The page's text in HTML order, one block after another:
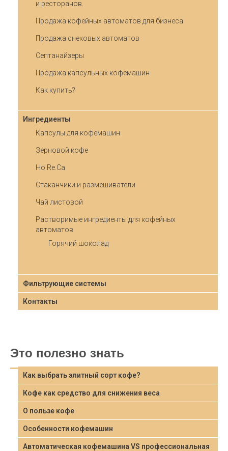
и ресторанов.
Продажа кофейных автоматов для бизнеса
Продажа снековых автоматов
Септанайзеры
Продажа капсульных кофемашин
Как купить?
Ингредиенты
Капсулы для кофемашин
Зерновой кофе
Ho.Re.Ca
Стаканчики и размешиватели
Чай листовой
Растворимые ингредиенты для кофейных
автоматов
Горячий шоколад
Фильтрующие системы
Контакты
Это полезно знать
Как выбрать элитный сорт кофе?
Кофе как средство для снижения веса
О пользе кофе
Особенности кофемашин
Автоматическая кофемашина VS профессиональная